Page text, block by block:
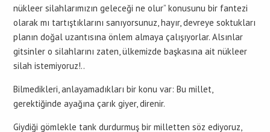
nükleer silahlarımızın geleceği ne olur” konusunu bir fantezi
olarak mı tartıştıklarını sanıyorsunuz, hayır, devreye soktukları
planın doğal uzantısına önlem almaya çalışıyorlar. Alsınlar
gitsinler o silahlarını zaten, ülkemizde başkasına ait nükleer
silah istemiyoruz!..
Bilmedikleri, anlayamadıkları bir konu var: Bu millet,
gerektiğinde ayağına çarık giyer, direnir.
Giydiği gömlekle tank durdurmuş bir milletten söz ediyoruz,